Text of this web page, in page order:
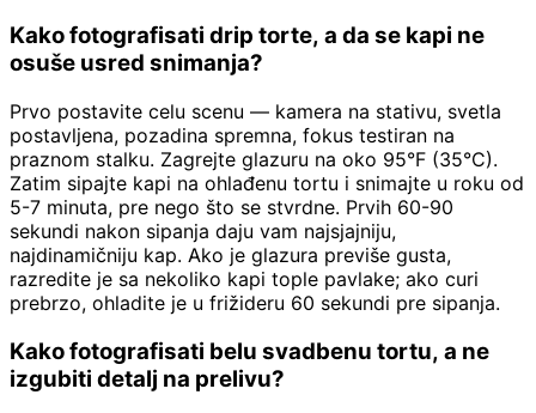
Kako fotografisati drip torte, a da se kapi ne
osuše usred snimanja?
Prvo postavite celu scenu — kamera na stativu, svetla
postavljena, pozadina spremna, fokus testiran na
praznom stalku. Zagrejte glazuru na oko 95°F (35°C).
Zatim sipajte kapi na ohlađenu tortu i snimajte u roku od
5-7 minuta, pre nego što se stvrdne. Prvih 60-90
sekundi nakon sipanja daju vam najsjajniju,
najdinamičniju kap. Ako je glazura previše gusta,
razredite je sa nekoliko kapi tople pavlake; ako curi
prebrzo, ohladite je u frižideru 60 sekundi pre sipanja.
Kako fotografisati belu svadbenu tortu, a ne
izgubiti detalj na prelivu?